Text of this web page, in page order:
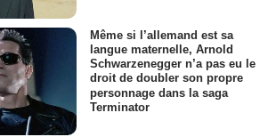
Même si l’allemand est sa
langue maternelle, Arnold
Schwarzenegger n’a pas eu le
droit de doubler son propre
personnage dans la saga
Terminator